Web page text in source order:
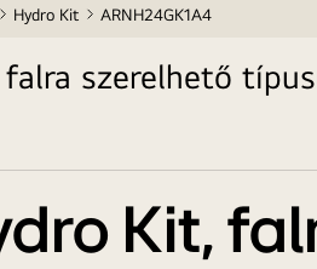
Hydro Kit ARNH24GK1A4
falra szerelhető
Kit,